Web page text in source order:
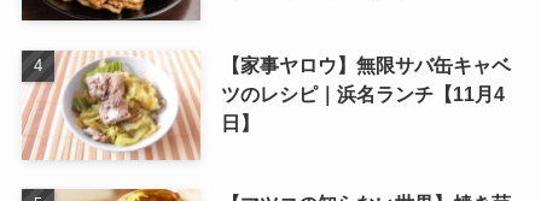
【家事ヤロウ】無限サバ缶キャベ
ツのレシピ｜浜名ランチ【11月4
日】